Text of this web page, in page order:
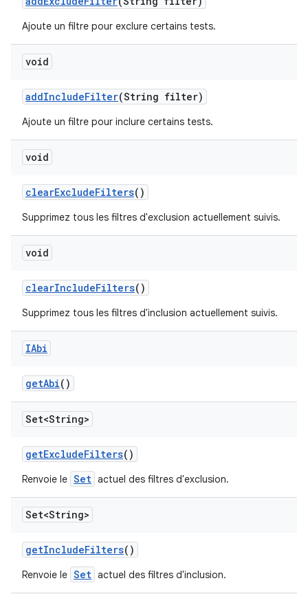
Ajoute un filtre pour exclure certains tests.
void
addIncludeFilter(String filter)
Ajoute un filtre pour inclure certains tests.
void
clearExcludeFilters()
Supprimez tous les filtres d'exclusion actuellement suivis.
void
clearIncludeFilters()
Supprimez tous les filtres d'inclusion actuellement suivis.
IAbi
getAbi()
Set<String>
getExcludeFilters()
Renvoie le Set actuel des filtres d'exclusion.
Set<String>
getIncludeFilters()
Renvoie le Set actuel des filtres d'inclusion.